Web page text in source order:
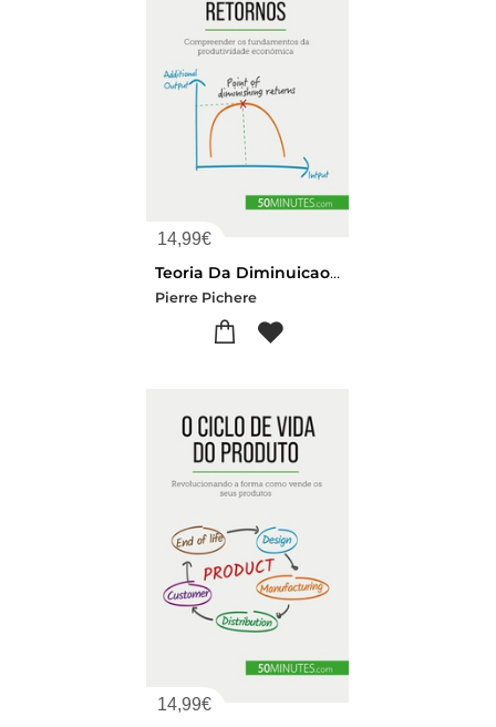
14,99€
Teoria Da Diminuicao Dos Retornos : Compreender Os Fundamentos Da Produtividade Economica
Pierre Pichere
14,99€